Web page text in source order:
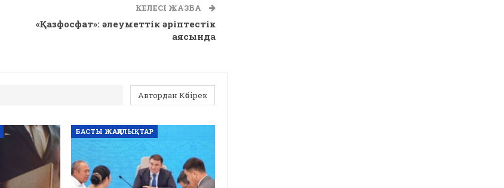
КЕЛЕСІ ЖАЗБА
«Қазфосфат»: әлеуметтік әріптестік
аясында
Автордан Көбірек
БАСТЫ ЖАҢАЛЫҚТАР